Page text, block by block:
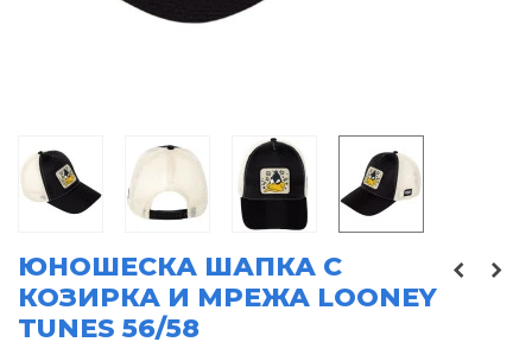
ЮНОШЕСКА ШАПКА С
КОЗИРКА И МРЕЖА LOONEY
TUNES 56/58